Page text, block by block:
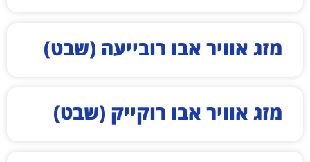
מזג אוויר אבו רובייעה (שבט)
מזג אוויר אבו רוקייק (שבט)